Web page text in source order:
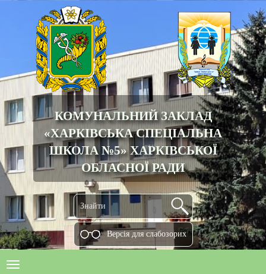
КОМУНАЛЬНИЙ ЗАКЛАД
«ХАРКІВСЬКА СПЕЦІАЛЬНА
ШКОЛА №5» ХАРКІВСЬКОЇ
ОБЛАСНОЇ РАДИ
Версiя для слабозорих